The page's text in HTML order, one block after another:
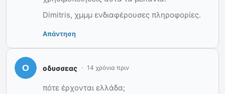
Dimitris, χμμμ ενδιαφέρουσες πληροφορίες.
Απάντηση
οδυσσεας 14 χρόνια πριν
πότε έρχονται ελλάδα;